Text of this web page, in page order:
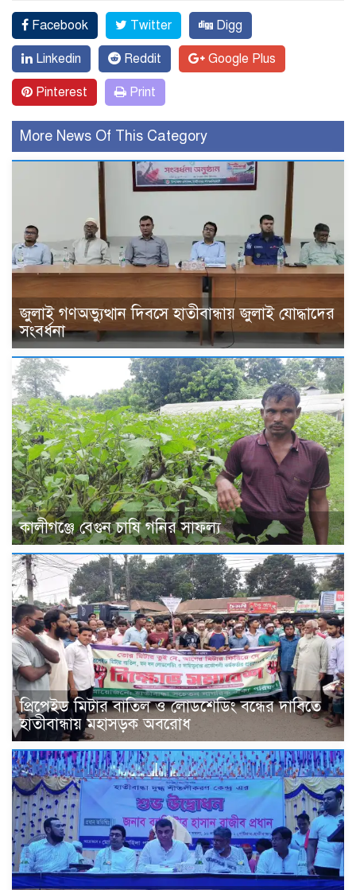
Facebook Twitter Digg
Linkedin Reddit Google Plus
Pinterest Print
More News Of This Category
জুলাই গণঅভ্যুত্থান দিবসে হাতীবান্ধায় জুলাই যোদ্ধাদের
সংবর্ধনা
কালীগঞ্জে বেগুন চাষি গনির সাফল্য
প্রিপেইড মিটার বাতিল ও লোডশেডিং বন্ধের দাবিতে
হাতীবান্ধায় মহাসড়ক অবরোধ